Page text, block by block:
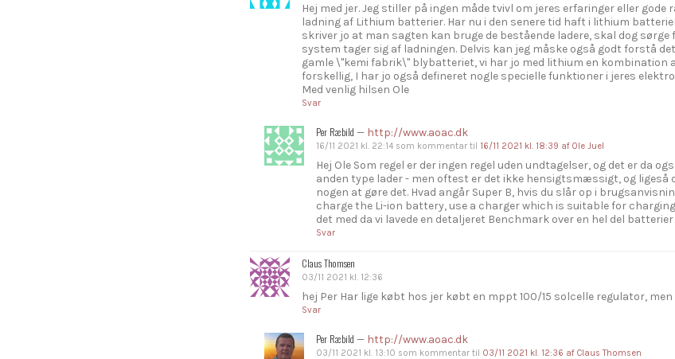
Hej med jer. Jeg stiller på ingen måde tvivl om jeres erfaringer eller
ladning af Lithium batterier. Har nu i den senere tid haft i lithium
skriver jo at man sagten kan bruge de bestående ladere, skal dog sørge
system tager sig af ladningen. Delvis kan jeg måske også godt forstå
gamle \"kemi fabrik\" blybatteriet, vi har jo med lithium en
forskellig, I har jo også defineret nogle specielle funktioner i jeres
Med venlig hilsen Ole
Svar
Per Ræbild — http://www.aoac.dk
16/11 2021 kl. 22:14 som kommentar til 16/11 2021 kl. 18:39 af Ole Juel
Hej Ole Som regel er der ingen regel uden undtagelser, og det er da
anden type lader - men oftest er det ikke hensigtsmæssigt, og ligeså
nogen at gøre det. Hvad angår Super B, hvis du slår op i
charge the Li-ion battery, use a charger which is suitable for
det med da vi lavede en detaljeret Benchmark over en hel del
Svar
Claus Thomsen
03/11 2021 kl. 12:36
hej Per Har lige købt hos jer købt en mppt 100/15 solcelle regulator,
Svar
Per Ræbild — http://www.aoac.dk
03/11 2021 kl. 13:10 som kommentar til 03/11 2021 kl. 12:36 af Claus Thomsen